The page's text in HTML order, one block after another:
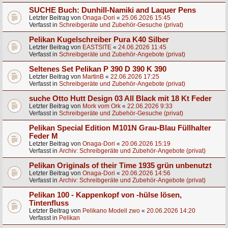
SUCHE Buch: Dunhill-Namiki and Laquer Pens
Letzter Beitrag von Onaga-Dori « 25.06.2026 15:45
Verfasst in Schreibgeräte und Zubehör-Gesuche (privat)
Pelikan Kugelschreiber Pura K40 Silber
Letzter Beitrag von EASTSITE « 24.06.2026 11:45
Verfasst in Schreibgeräte und Zubehör-Angebote (privat)
Seltenes Set Pelikan P 390 D 390 K 390
Letzter Beitrag von MartinB « 22.06.2026 17:25
Verfasst in Schreibgeräte und Zubehör-Angebote (privat)
suche Otto Hutt Design 03 All Black mit 18 Kt Feder
Letzter Beitrag von Mork vom Ork « 22.06.2026 9:33
Verfasst in Schreibgeräte und Zubehör-Gesuche (privat)
Pelikan Special Edition M101N Grau-Blau Füllhalter
Feder M
Letzter Beitrag von Onaga-Dori « 20.06.2026 15:19
Verfasst in Archiv: Schreibgeräte und Zubehör-Angebote (privat)
Pelikan Originals of their Time 1935 grün unbenutzt
Letzter Beitrag von Onaga-Dori « 20.06.2026 14:56
Verfasst in Archiv: Schreibgeräte und Zubehör-Angebote (privat)
Pelikan 100 - Kappenkopf von -hülse lösen,
Tintenfluss
Letzter Beitrag von Pelikano Modell zwo « 20.06.2026 14:20
Verfasst in Pelikan